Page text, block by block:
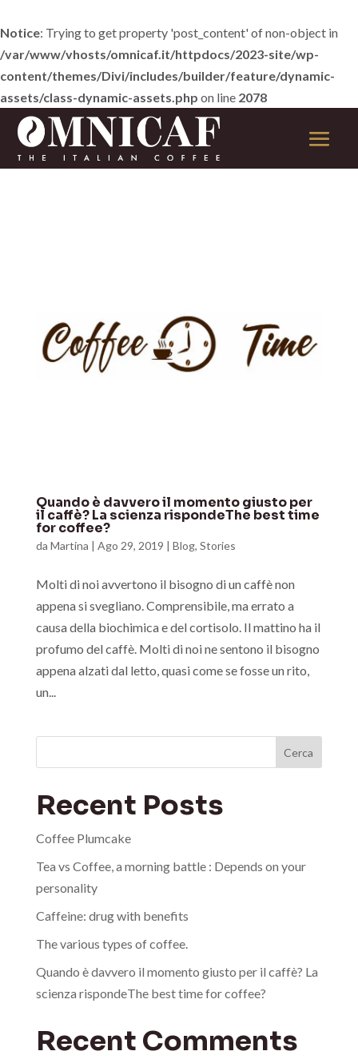
Notice: Trying to get property 'post_content' of non-object in
/var/www/vhosts/omnicaf.it/httpdocs/2023-site/wp-
content/themes/Divi/includes/builder/feature/dynamic-
assets/class-dynamic-assets.php on line 2078
Quando è davvero il momento giusto per
il caffè? La scienza rispondeThe best time
for coffee?
da Martina | Ago 29, 2019 | Blog, Stories
Molti di noi avvertono il bisogno di un caffè non
appena si svegliano. Comprensibile, ma errato a
causa della biochimica e del cortisolo. Il mattino ha il
profumo del caffè. Molti di noi ne sentono il bisogno
appena alzati dal letto, quasi come se fosse un rito,
un...
Cerca
Recent Posts
Coffee Plumcake
Tea vs Coffee, a morning battle : Depends on your
personality
Caffeine: drug with benefits
The various types of coffee.
Quando è davvero il momento giusto per il caffè? La
scienza rispondeThe best time for coffee?
Recent Comments